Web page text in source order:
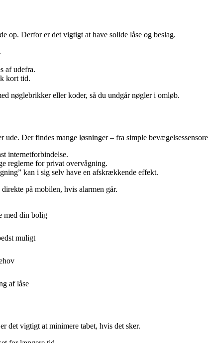
op. Derfor er det vigtigt at have solide låse og beslag.
af udefra.
kort tid.
nøglebrikker eller koder, så du undgår nøgler i omløb.
Der findes mange løsninger – fra simple
internetforbindelse.
reglerne for privat overvågning.
kan i sig selv have en afskrækkende effekt.
på mobilen, hvis alarmen går.
med din bolig
muligt
af låse
det vigtigt at minimere tabet, hvis det sker.